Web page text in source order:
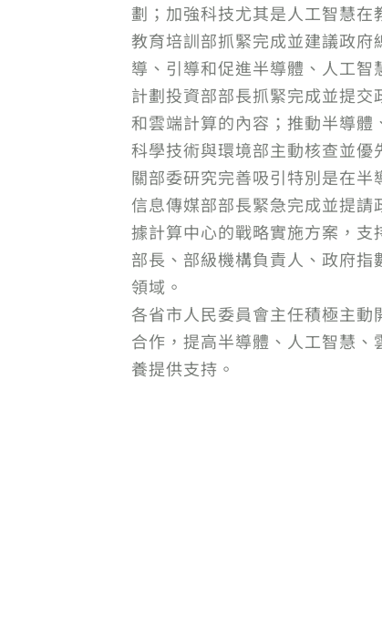
劃；加強科技尤其是人工智慧在
教育培訓部抓緊完成並建議政
導、引導和促進半導體、人工智
計劃投資部部長抓緊完成並提
和雲端計算的內容；推動半導體
科學技術與環境部主動核查並
關部委研究完善吸引特別是在
信息傳媒部部長緊急完成並提
據計算中心的戰略實施方案，支
部長、部級機構負責人、政府
領域。
各省市人民委員會主任積極主
合作，提高半導體、人工智慧
養提供支持。